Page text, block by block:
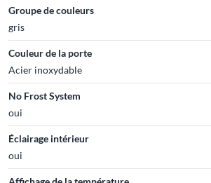
Groupe de couleurs
gris
Couleur de la porte
Acier inoxydable
No Frost System
oui
Éclairage intérieur
oui